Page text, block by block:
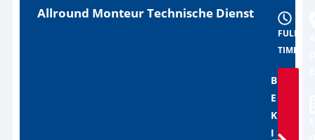
Allround Monteur Technische Dienst
FULL
TIME
B
E
K
I